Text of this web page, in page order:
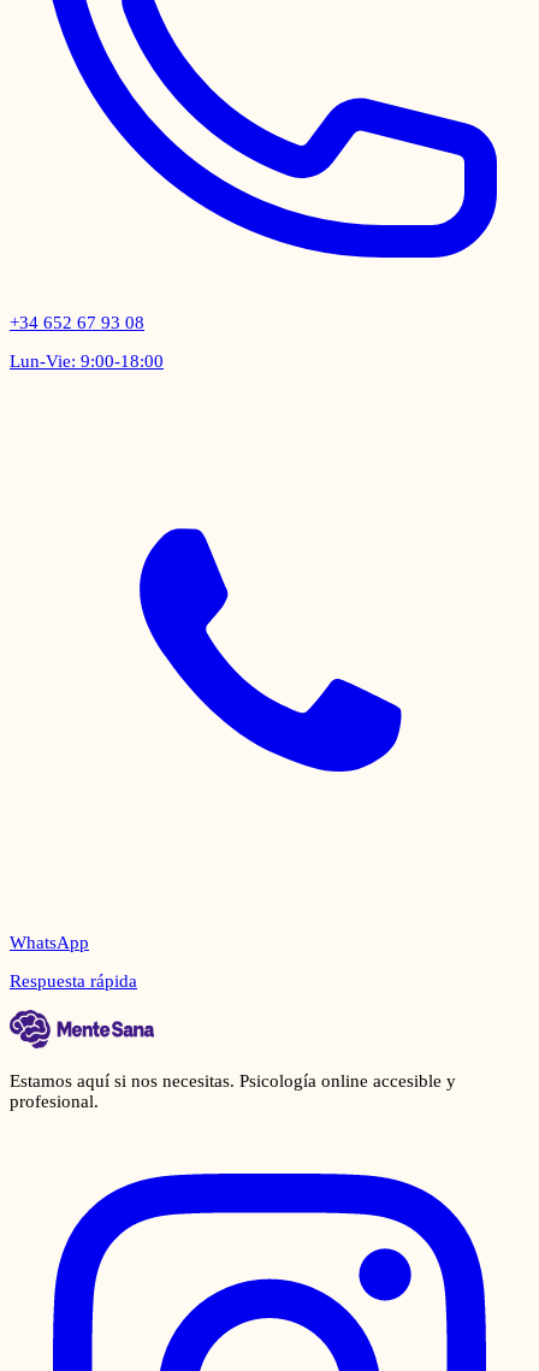
+34 652 67 93 08
Lun-Vie: 9:00-18:00
WhatsApp
Respuesta rápida
Estamos aquí si nos necesitas. Psicología online accesible y
profesional.